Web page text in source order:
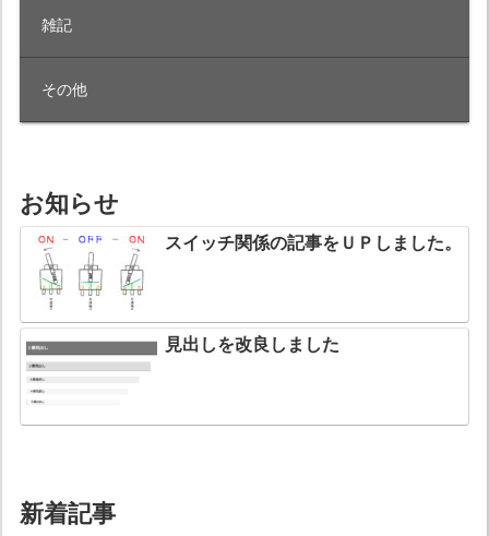
雑記
その他
お知らせ
スイッチ関係の記事をＵＰしました。
見出しを改良しました
新着記事